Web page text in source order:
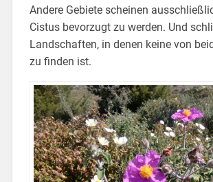
Andere Gebiete scheinen
Cistus bevorzugt zu werden. Und
Landschaften, in denen keine von
zu finden ist.